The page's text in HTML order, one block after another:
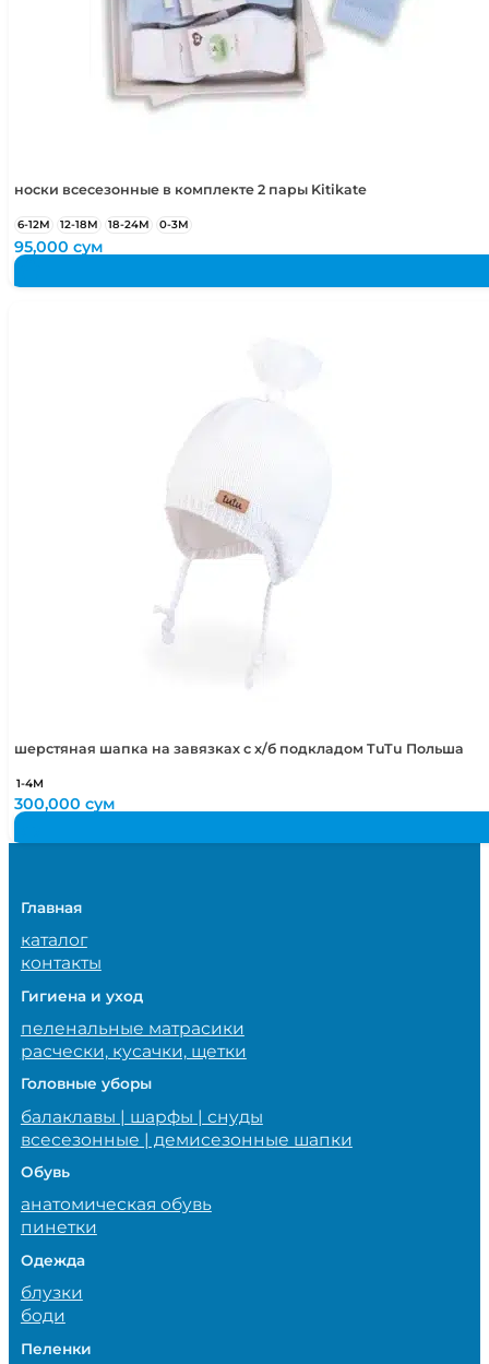
носки всесезонные в комплекте 2 пары Kitikate
6-12М 12-18М 18-24М 0-3М
95,000сум
шерстяная шапка на завязках с х/б подкладом TuTu Польша
1-4М
300,000сум
Главная
каталог
контакты
Гигиена и уход
пеленальные матрасики
расчески, кусачки, щетки
Головные уборы
балаклавы | шарфы | снуды
всесезонные | демисезонные шапки
Обувь
анатомическая обувь
пинетки
Одежда
блузки
боди
Пеленки